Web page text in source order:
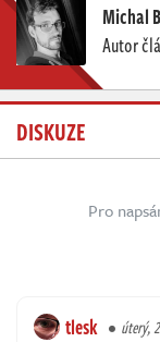
Michal
Autor
DISKUZE
Pro
tlesk úterý,